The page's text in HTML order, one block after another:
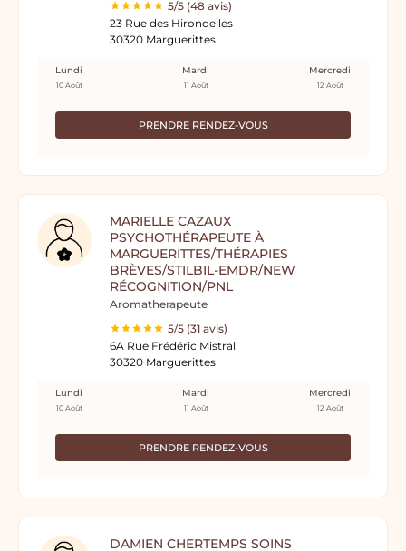
5/5 (48 avis)
23 Rue des Hirondelles
30320 Marguerittes
PRENDRE RENDEZ-VOUS
Lundi
10 Août
Mardi
11 Août
Mercredi
12 Août
MARIELLE CAZAUX
PSYCHOTHÉRAPEUTE À
MARGUERITTES/THÉRAPIES
BRÈVES/STILBIL-EMDR/NEW
RÉCOGNITION/PNL
Aromatherapeute
5/5 (31 avis)
6A Rue Frédéric Mistral
30320 Marguerittes
PRENDRE RENDEZ-VOUS
Lundi
10 Août
Mardi
11 Août
Mercredi
12 Août
DAMIEN CHERTEMPS SOINS